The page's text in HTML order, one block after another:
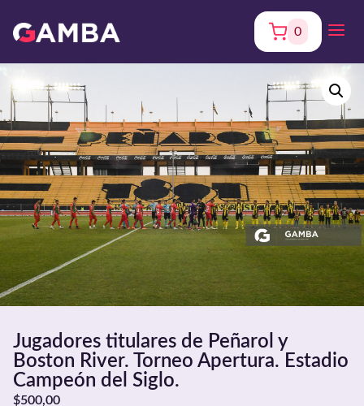
0
Jugadores titulares de Peñarol y
Boston River. Torneo Apertura. Estadio
Campeón del Siglo.
$500,00